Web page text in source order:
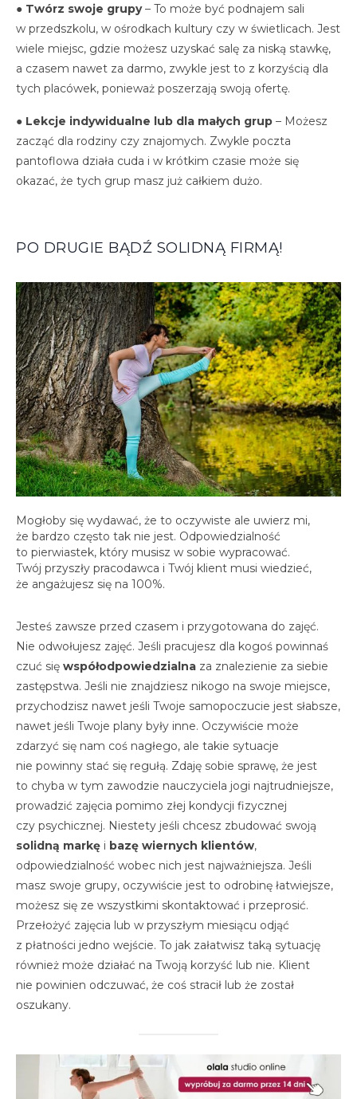
● Twórz swoje grupy– To może być podnajem sali
w przedszkolu, w ośrodkach kultury czy w świetlicach. Jest
wiele miejsc, gdzie możesz uzyskać salę za niską stawkę,
a czasem nawet za darmo, zwykle jest to z korzyścią dla
tych placówek, ponieważ poszerzają swoją ofertę.
● Lekcje indywidualne lub dla małych grup – Możesz
zacząć dla rodziny czy znajomych. Zwykle poczta
pantoflowa działa cuda i w krótkim czasie może się
okazać, że tych grup masz już całkiem dużo.
PO DRUGIE BĄDŹ SOLIDNĄ FIRMĄ!
Mogłoby się wydawać, że to oczywiste ale uwierz mi,
że bardzo często tak nie jest. Odpowiedzialność
to pierwiastek, który musisz w sobie wypracować.
Twój przyszły pracodawca i Twój klient musi wiedzieć,
że angażujesz się na 100%.
Jesteś zawsze przed czasem i przygotowana do zajęć.
Nie odwołujesz zajęć. Jeśli pracujesz dla kogoś powinnaś
czuć się współodpowiedzialna za znalezienie za siebie
zastępstwa. Jeśli nie znajdziesz nikogo na swoje miejsce,
przychodzisz nawet jeśli Twoje samopoczucie jest słabsze,
nawet jeśli Twoje plany były inne. Oczywiście może
zdarzyć się nam coś nagłego, ale takie sytuacje
nie powinny stać się regułą. Zdaję sobie sprawę, że jest
to chyba w tym zawodzie nauczyciela jogi najtrudniejsze,
prowadzić zajęcia pomimo złej kondycji fizycznej
czy psychicznej. Niestety jeśli chcesz zbudować swoją
solidną markę i bazę wiernych klientów,
odpowiedzialność wobec nich jest najważniejsza. Jeśli
masz swoje grupy, oczywiście jest to odrobinę łatwiejsze,
możesz się ze wszystkimi skontaktować i przeprosić.
Przełożyć zajęcia lub w przyszłym miesiącu odjąć
z płatności jedno wejście. To jak załatwisz taką sytuację
również może działać na Twoją korzyść lub nie. Klient
nie powinien odczuwać, że coś stracił lub że został
oszukany.